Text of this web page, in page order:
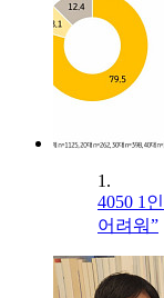
1.
4050 1
어려워”